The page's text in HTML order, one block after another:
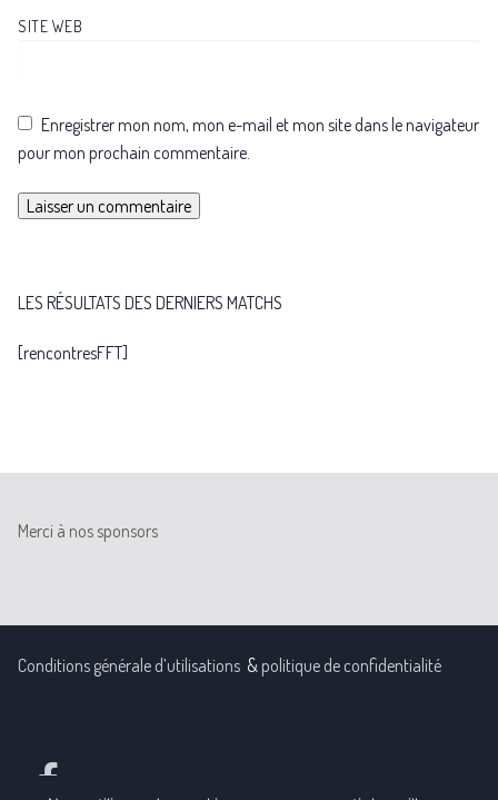
SITE WEB
Enregistrer mon nom, mon e-mail et mon site dans le navigateur
pour mon prochain commentaire.
LES RÉSULTATS DES DERNIERS MATCHS
[rencontresFFT]
Merci à nos sponsors
Conditions générale d’utilisations & politique de confidentialité